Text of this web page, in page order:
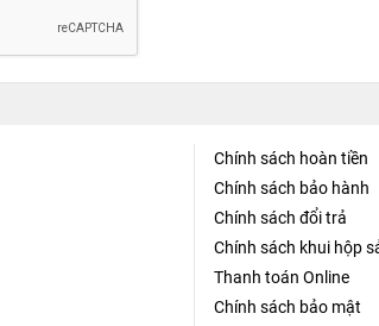
Chính sách hoàn tiền
Chính sách bảo hành
Chính sách đổi trả
Chính sách khui hộp
Thanh toán Online
Chính sách bảo mật